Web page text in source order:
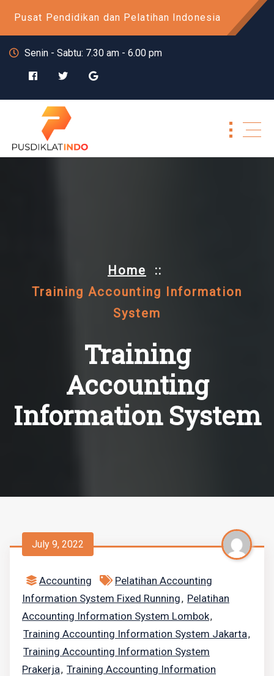
Pusat Pendidikan dan Pelatihan Indonesia
Senin - Sabtu: 7.30 am - 6.00 pm
Home ::
Training Accounting Information
System
Training
Accounting
Information System
July 9, 2022
Accounting
Pelatihan Accounting
Information System Fixed Running, Pelatihan
Accounting Information System Lombok,
Training Accounting Information System Jakarta,
Training Accounting Information System
Prakerja, Training Accounting Information